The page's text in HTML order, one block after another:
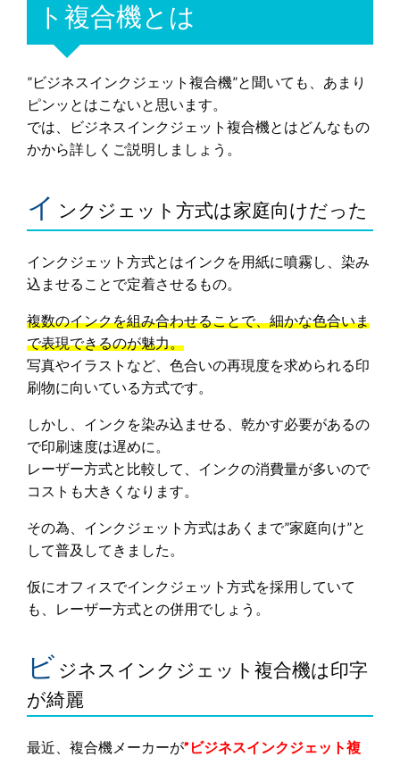
ト複合機とは
”ビジネスインクジェット複合機”と聞いても、あまり
ピンッとはこないと思います。
では、ビジネスインクジェット複合機とはどんなもの
かから詳しくご説明しましょう。
イ ンクジェット方式は家庭向けだった
インクジェット方式とはインクを用紙に噴霧し、染み
込ませることで定着させるもの。
複数のインクを組み合わせることで、細かな色合いま
で表現できるのが魅力。
写真やイラストなど、色合いの再現度を求められる印
刷物に向いている方式です。
しかし、インクを染み込ませる、乾かす必要があるの
で印刷速度は遅めに。
レーザー方式と比較して、インクの消費量が多いので
コストも大きくなります。
その為、インクジェット方式はあくまで”家庭向け”と
して普及してきました。
仮にオフィスでインクジェット方式を採用していて
も、レーザー方式との併用でしょう。
ビ ジネスインクジェット複合機は印字
が綺麗
最近、複合機メーカーが”ビジネスインクジェット複